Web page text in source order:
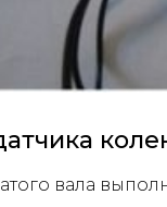
вала